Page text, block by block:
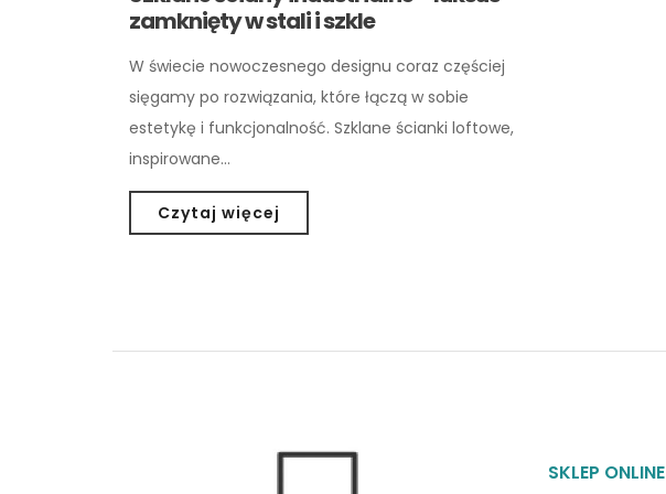
zamknięty w stali i szkle
W świecie nowoczesnego designu coraz częściej
sięgamy po rozwiązania, które łączą w sobie
estetykę i funkcjonalność. Szklane ścianki loftowe,
inspirowane…
Czytaj więcej
SKLEP ONLINE